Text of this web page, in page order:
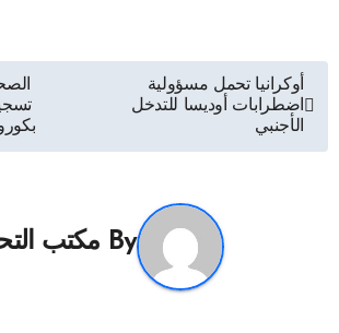
تصفّح
المقالات
أوكرانيا تحمل مسؤولية
اضطرابات أوديسا للتدخل
الأجنبي
By مكتب